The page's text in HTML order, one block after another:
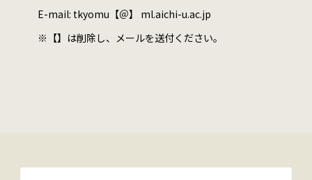
E-mail: tkyomu【＠】 ml.aichi-u.ac.jp
※【】は削除し、メールを送付ください。